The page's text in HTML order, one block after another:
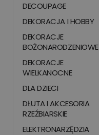
DECOUPAGE
DEKORACJA I HOBBY
DEKORACJE
BOŻONARODZENIOWE
DEKORACJE
WIELKANOCNE
DLA DZIECI
DŁUTA I AKCESORIA
RZEŹBIARSKIE
ELEKTRONARZĘDZIA